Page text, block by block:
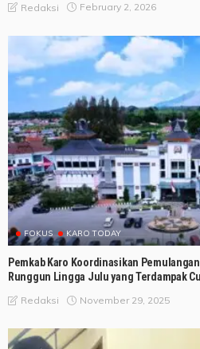
Redaksi February 2, 2026
FOKUS KARO TODAY
Pemkab Karo Koordinasikan
Runggun Lingga Julu yang Terdampak
Redaksi November 29, 2025